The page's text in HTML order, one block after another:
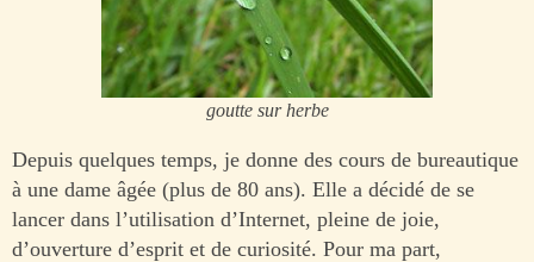
goutte sur herbe
Depuis quelques temps, je donne des cours de bureautique
à une dame âgée (plus de 80 ans). Elle a décidé de se
lancer dans l’utilisation d’Internet, pleine de joie,
d’ouverture d’esprit et de curiosité. Pour ma part,